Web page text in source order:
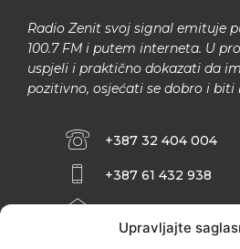
Upravljajte
Radio Zenit svoj signal emituje
100.7 FM i putem interneta. U
uspjeli i praktično dokazati da
pozitivno, osjećati se dobro i biti
+387 32 404 004
+387 61 432 938
INFO@ZENIT.BA